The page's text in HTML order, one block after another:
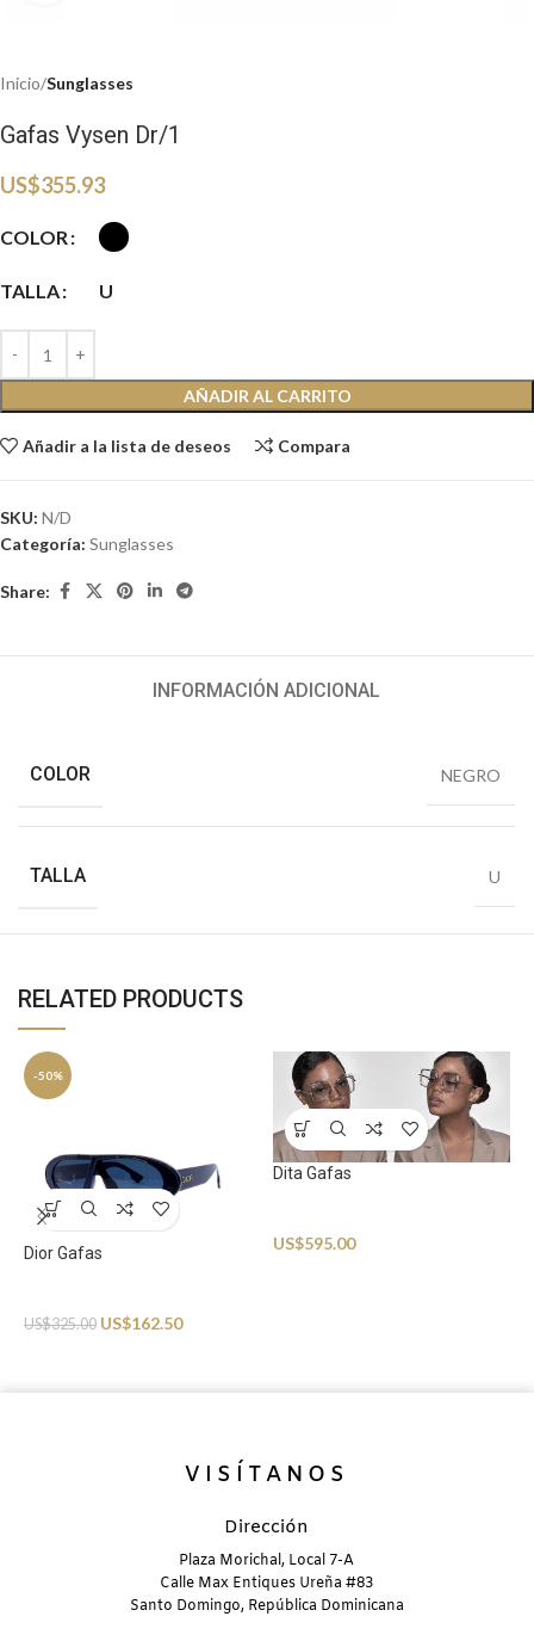
Inicio Sunglasses
Gafas Vysen Dr/1
US$355.93
COLOR
TALLA U
AÑADIR AL CARRITO
Añadir a la lista de deseos Compara
SKU: N/D
Categoría: Sunglasses
Share:
INFORMACIÓN ADICIONAL
COLOR NEGRO
TALLA U
RELATED PRODUCTS
-50%
Dior Gafas
US$325.00 US$162.50
Dita Gafas
US$595.00
VISÍTANOS
Dirección
Plaza Morichal, Local 7-A
Calle Max Entiques Ureña #83
Santo Domingo, República Dominicana